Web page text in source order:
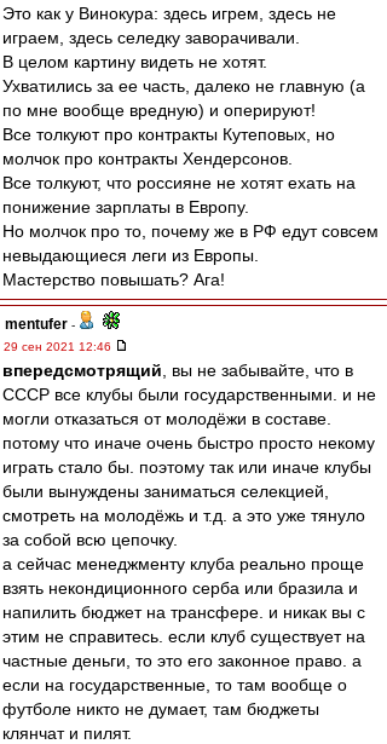
Это как у Винокура: здесь игрем, здесь не
играем, здесь селедку заворачивали.
В целом картину видеть не хотят.
Ухватились за ее часть, далеко не главную (а
по мне вообще вредную) и оперируют!
Все толкуют про контракты Кутеповых, но
молчок про контракты Хендерсонов.
Все толкуют, что россияне не хотят ехать на
понижение зарплаты в Европу.
Но молчок про то, почему же в РФ едут совсем
невыдающиеся леги из Европы.
Мастерство повышать? Ага!
mentufer -
29 сен 2021 12:46
впередсмотрящий , вы не забывайте, что в
СССР все клубы были государственными. и не
могли отказаться от молодёжи в составе.
потому что иначе очень быстро просто некому
играть стало бы. поэтому так или иначе клубы
были вынуждены заниматься селекцией,
смотреть на молодёжь и т.д. а это уже тянуло
за собой всю цепочку.
а сейчас менеджменту клуба реально проще
взять некондиционного серба или бразила и
напилить бюджет на трансфере. и никак вы с
этим не справитесь. если клуб существует на
частные деньги, то это его законное право. а
если на государственные, то там вообще о
футболе никто не думает, там бюджеты
клянчат и пилят.